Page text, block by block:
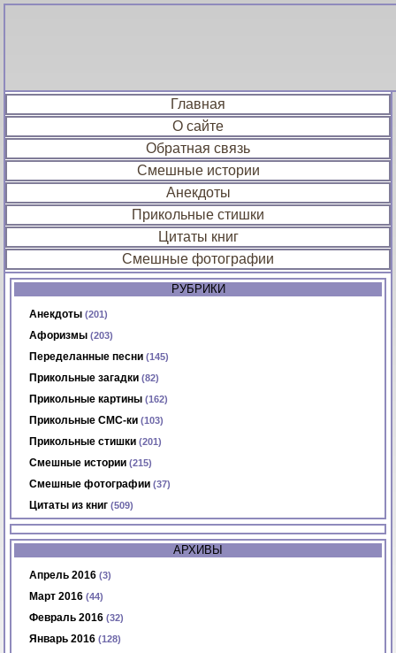
Главная
О сайте
Обратная связь
Смешные истории
Анекдоты
Прикольные стишки
Цитаты книг
Смешные фотографии
РУБРИКИ
Анекдоты (201)
Афоризмы (203)
Переделанные песни (145)
Прикольные загадки (82)
Прикольные картины (162)
Прикольные СМС-ки (103)
Прикольные стишки (201)
Смешные истории (215)
Смешные фотографии (37)
Цитаты из книг (509)
АРХИВЫ
Апрель 2016 (3)
Март 2016 (44)
Февраль 2016 (32)
Январь 2016 (128)